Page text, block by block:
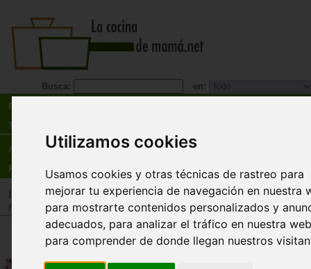
Utilizamos cookies
Usamos cookies y otras técnicas de rastreo para
mejorar tu experiencia de navegación en nuestra
para mostrarte contenidos personalizados y
adecuados, para analizar el tráfico en nuestra
para comprender de donde llegan nuestros
Busca: en:
Recetas
Tienda
Actualidad
Registro
>Tienda>Juguetes infantiles>Juguetes por tipo>
representación
Títeres de mano animales - 2
Xangó